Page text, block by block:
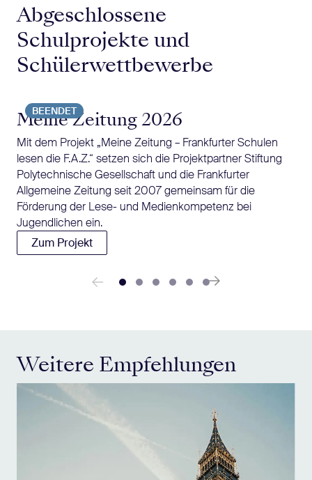
Abgeschlossene
Schulprojekte und
Schülerwettbewerbe
BEENDET
Meine Zeitung 2026
Mit dem Projekt „Meine Zeitung – Frankfurter Schulen
lesen die F.A.Z.“ setzen sich die Projektpartner Stiftung
Polytechnische Gesellschaft und die Frankfurter
Allgemeine Zeitung seit 2007 gemeinsam für die
Förderung der Lese- und Medienkompetenz bei
Jugendlichen ein.
Zum Projekt
Weitere Empfehlungen